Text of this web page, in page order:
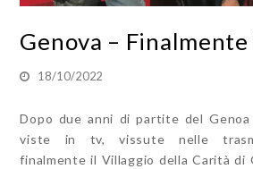
Genova –
18/10/2022
Dopo due anni di partite del
viste in tv, vissute nelle
finalmente il Villaggio della Carità di